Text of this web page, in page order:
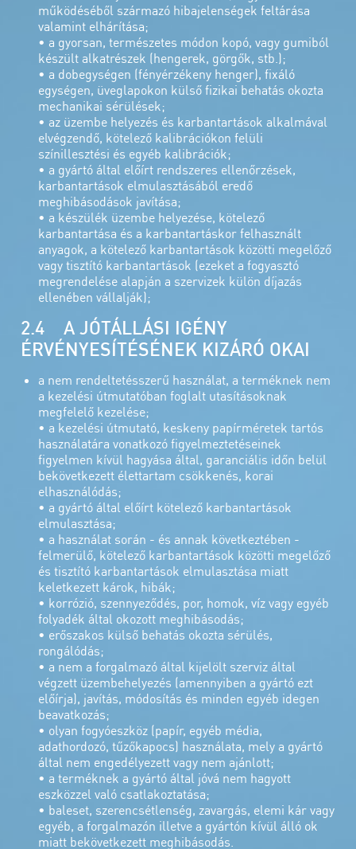
működéséből származó hibajelenségek feltárása
valamint elhárítása;
• a gyorsan, természetes módon kopó, vagy gumiból
készült alkatrészek (hengerek, görgők, stb.);
• a dobegységen (fényérzékeny henger), fixáló
egységen, üveglapokon külső fizikai behatás okozta
mechanikai sérülések;
• az üzembe helyezés és karbantartások alkalmával
elvégzendő, kötelező kalibrációkon felüli
színillesztési és egyéb kalibrációk;
• a gyártó által előírt rendszeres ellenőrzések,
karbantartások elmulasztásából eredő
meghibásodások javítása;
• a készülék üzembe helyezése, kötelező
karbantartása és a karbantartáskor felhasznált
anyagok, a kötelező karbantartások közötti megelőző
vagy tisztító karbantartások (ezeket a fogyasztó
megrendelése alapján a szervizek külön díjazás
ellenében vállalják);
2.4 A JÓTÁLLÁSI IGÉNY
ÉRVÉNYESÍTÉSÉNEK KIZÁRÓ OKAI
a nem rendeltetésszerű használat, a terméknek nem
a kezelési útmutatóban foglalt utasításoknak
megfelelő kezelése;
• a kezelési útmutató, keskeny papírméretek tartós
használatára vonatkozó figyelmeztetéseinek
figyelmen kívül hagyása által, garanciális időn belül
bekövetkezett élettartam csökkenés, korai
elhasználódás;
• a gyártó által előírt kötelező karbantartások
elmulasztása;
• a használat során - és annak következtében -
felmerülő, kötelező karbantartások közötti megelőző
és tisztító karbantartások elmulasztása miatt
keletkezett károk, hibák;
• korrózió, szennyeződés, por, homok, víz vagy egyéb
folyadék által okozott meghibásodás;
• erőszakos külső behatás okozta sérülés,
rongálódás;
• a nem a forgalmazó által kijelölt szerviz által
végzett üzembehelyezés (amennyiben a gyártó ezt
előírja), javítás, módosítás és minden egyéb idegen
beavatkozás;
• olyan fogyóeszköz (papír, egyéb média,
adathordozó, tűzőkapocs) használata, mely a gyártó
által nem engedélyezett vagy nem ajánlott;
• a terméknek a gyártó által jóvá nem hagyott
eszközzel való csatlakoztatása;
• baleset, szerencsétlenség, zavargás, elemi kár vagy
egyéb, a forgalmazón illetve a gyártón kívül álló ok
miatt bekövetkezett meghibásodás.